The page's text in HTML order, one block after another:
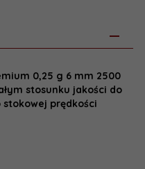
0,25 g 6 mm 2500
stosunku jakości do
stokowej prędkości